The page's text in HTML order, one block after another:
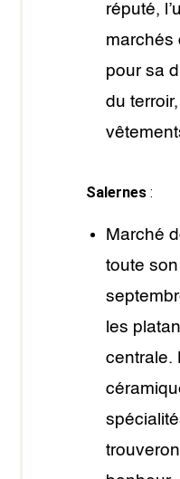
réputé,
marchés
pour sa
du
Salernes :
Marché
toute son
les
centrale.